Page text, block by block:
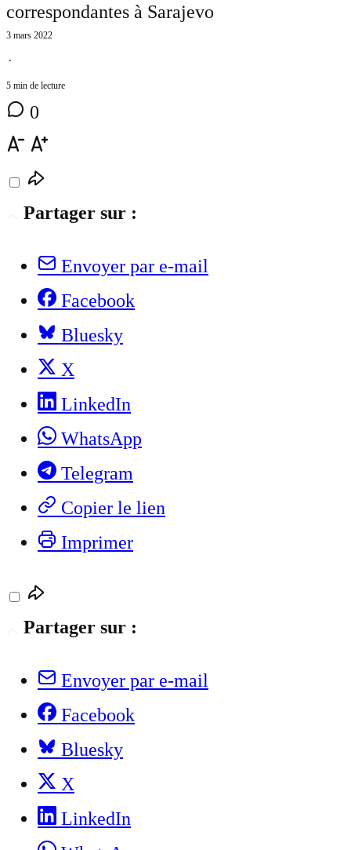
correspondantes à Sarajevo
3 mars 2022
⋅
5 min de lecture
0
Partager sur :
Envoyer par e-mail
Facebook
Bluesky
X
LinkedIn
WhatsApp
Telegram
Copier le lien
Imprimer
Partager sur :
Envoyer par e-mail
Facebook
Bluesky
X
LinkedIn